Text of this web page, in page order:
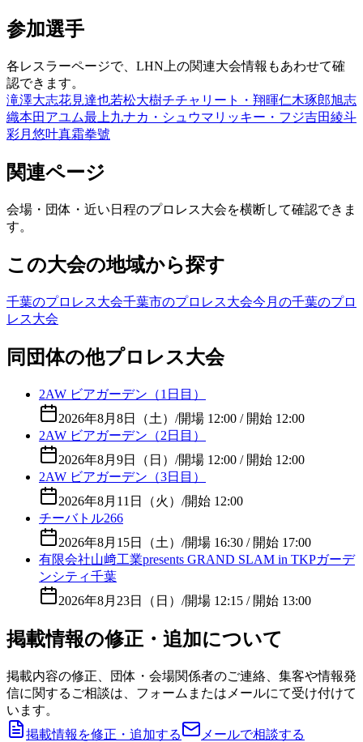
参加選手
各レスラーページで、LHN上の関連大会情報もあわせて確
認できます。
滝澤大志花見達也若松大樹チチャリート・翔暉仁木琢郎旭志
織本田アユム最上九ナカ・シュウマ リッキー・フジ吉田綾斗
彩月悠叶真霜拳號
関連ページ
会場・団体・近い日程のプロレス大会を横断して確認できま
す。
この大会の地域から探す
千葉のプロレス大会千葉市のプロレス大会今月の千葉のプロ
レス大会
同団体の他プロレス大会
2AW ビアガーデン（1日目）
2026年8月8日（土） /開場 12:00 / 開始 12:00
2AW ビアガーデン（2日目）
2026年8月9日（日） /開場 12:00 / 開始 12:00
2AW ビアガーデン（3日目）
2026年8月11日（火） /開始 12:00
チーバトル266
2026年8月15日（土） /開場 16:30 / 開始 17:00
有限会社山﨑工業presents GRAND SLAM in TKPガーデ
ンシティ千葉
2026年8月23日（日） /開場 12:15 / 開始 13:00
掲載情報の修正・追加について
掲載内容の修正、団体・会場関係者のご連絡、集客や情報発
信に関するご相談は、フォームまたはメールにて受け付けて
います。
掲載情報を修正・追加する
メールで相談する